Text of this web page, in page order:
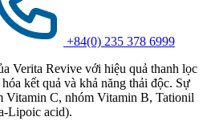
+84(0) 235 378 6999
Verita Revive với hiệu quả thanh lọc
kết quả và khả năng thải độc. Sự
Vitamin C, nhóm Vitamin B, Tationil
Lipoic acid).